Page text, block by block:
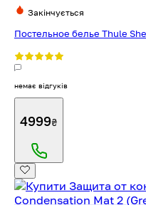
Закінчується
Постельное белье Thule
немає відгуків
4999₴